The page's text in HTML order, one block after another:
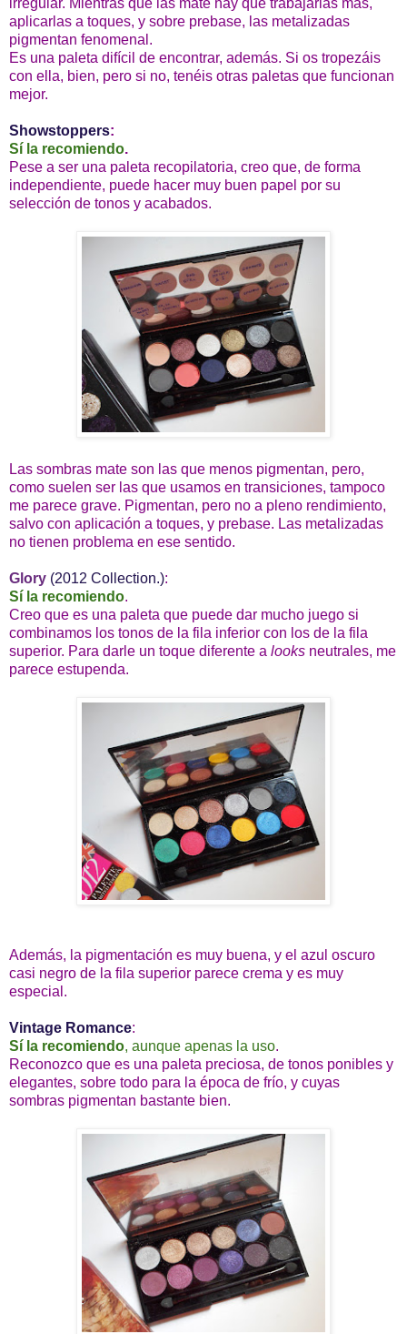
aplicarlas a toques, y sobre prebase, las metalizadas
pigmentan fenomenal.
Es una paleta difícil de encontrar, además. Si os tropezáis
con ella, bien, pero si no, tenéis otras paletas que funcionan
mejor.
Showstoppers:
Sí la recomiendo.
Pese a ser una paleta recopilatoria, creo que, de forma
independiente, puede hacer muy buen papel por su
selección de tonos y acabados.
Las sombras mate son las que menos pigmentan, pero,
como suelen ser las que usamos en transiciones, tampoco
me parece grave. Pigmentan, pero no a pleno rendimiento,
salvo con aplicación a toques, y prebase. Las metalizadas
no tienen problema en ese sentido.
Glory (2012 Collection.):
Sí la recomiendo.
Creo que es una paleta que puede dar mucho juego si
combinamos los tonos de la fila inferior con los de la fila
superior. Para darle un toque diferente a looks neutrales, me
parece estupenda.
Además, la pigmentación es muy buena, y el azul oscuro
casi negro de la fila superior parece crema y es muy
especial.
Vintage Romance:
Sí la recomiendo, aunque apenas la uso.
Reconozco que es una paleta preciosa, de tonos ponibles y
elegantes, sobre todo para la época de frío, y cuyas
sombras pigmentan bastante bien.